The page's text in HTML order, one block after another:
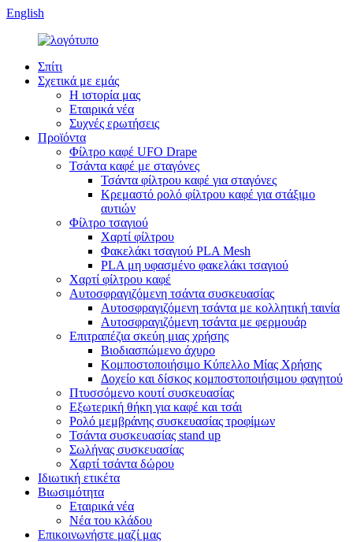
English
Σπίτι
Σχετικά με εμάς
Η ιστορία μας
Εταιρικά νέα
Συχνές ερωτήσεις
Προϊόντα
Φίλτρο καφέ UFO Drape
Τσάντα καφέ με σταγόνες
Τσάντα φίλτρου καφέ για σταγόνες
Κρεμαστό ρολό φίλτρου καφέ για στάξιμο
αυτιών
Φίλτρο τσαγιού
Χαρτί φίλτρου
Φακελάκι τσαγιού PLA Mesh
PLA μη υφασμένο φακελάκι τσαγιού
Χαρτί φίλτρου καφέ
Αυτοσφραγιζόμενη τσάντα συσκευασίας
Αυτοσφραγιζόμενη τσάντα με κολλητική ταινία
Αυτοσφραγιζόμενη τσάντα με φερμουάρ
Επιτραπέζια σκεύη μιας χρήσης
Βιοδιασπώμενο άχυρο
Κομποστοποιήσιμο Κύπελλο Μίας Χρήσης
Δοχείο και δίσκος κομποστοποιήσιμου φαγητού
Πτυσσόμενο κουτί συσκευασίας
Εξωτερική θήκη για καφέ και τσάι
Ρολό μεμβράνης συσκευασίας τροφίμων
Τσάντα συσκευασίας stand up
Σωλήνας συσκευασίας
Χαρτί τσάντα δώρου
Ιδιωτική ετικέτα
Βιωσιμότητα
Εταιρικά νέα
Νέα του κλάδου
Επικοινωνήστε μαζί μας